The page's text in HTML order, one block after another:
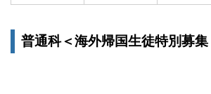
普通科＜海外帰国生徒特別募集